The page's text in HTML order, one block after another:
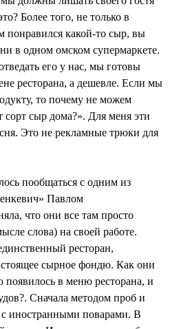
Более того, не только в
понравился какой-то сыр, вы
в одном омском супермаркете.
его у нас, мы готовы
ресторана, а дешевле. Если мы
то почему не можем
сорт сыр дома?». Для меня эти
Это не рекламные трюки для
пообщаться с одним из
Павлом
что они все там просто
слова) на своей работе.
ресторан,
сырное фондю. Как они
появилось в меню ресторана, и
Сначала методом проб и
иностранными поварами. В